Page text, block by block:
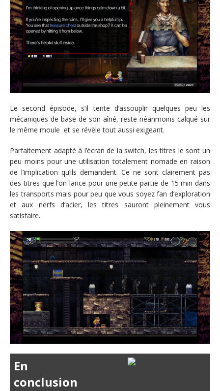
Le second épisode, s’il tente d’assouplir quelques peu les
mécaniques de base de son aîné, reste néanmoins calqué sur
le même moule et se révèle tout aussi exigeant.
Parfaitement adapté à l’écran de la switch, les titres le sont un
peu moins pour une utilisation totalement nomade en raison
de l’implication qu’ils demandent. Ce ne sont clairement pas
des titres que l’on lance pour une petite partie de 15 min dans
les transports mais pour peu que vous soyez fan d’exploration
et aux nerfs d’acier, les titres sauront pleinement vous
satisfaire.
En
conclusion